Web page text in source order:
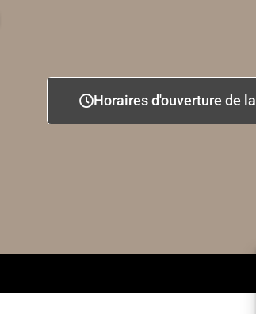
Horaires d'ouverture de